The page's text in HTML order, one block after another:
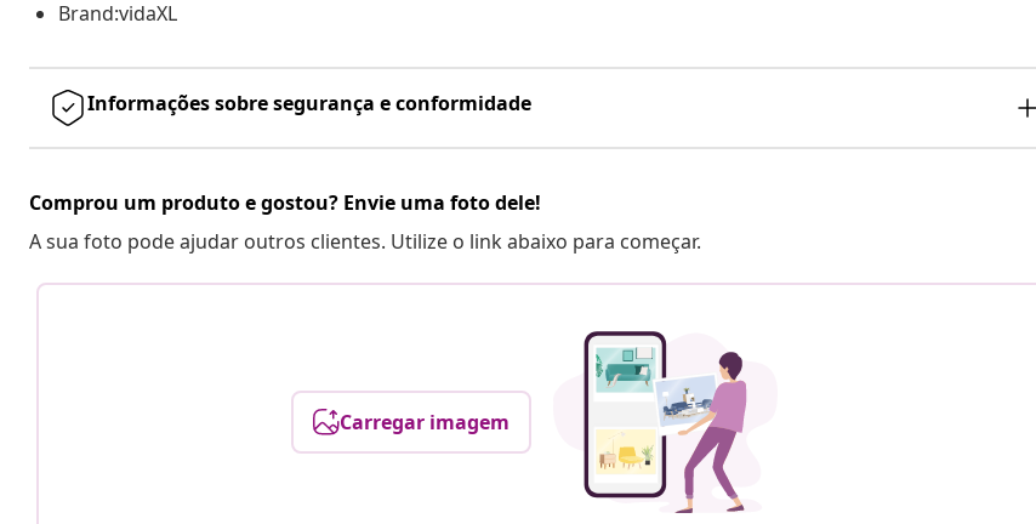
Brand:vidaXL
Informações sobre segurança e conformidade
Comprou um produto e gostou? Envie uma foto dele!
A sua foto pode ajudar outros clientes. Utilize o link abaixo para começar.
Carregar imagem